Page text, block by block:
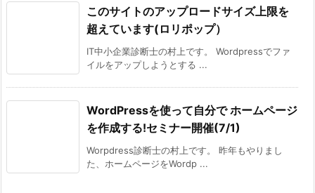
このサイトのアップロードサイズ上限を
超えています(ロリポップ）
IT中小企業診断士の村上です。 Wordpressでファ
イルをアップしようとする ...
WordPressを使って自分で ホームページ
を作成する!セミナー開催(7/1)
Worpdress診断士の村上です。 昨年もやりまし
た、ホームページをWordp ...